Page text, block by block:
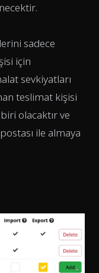
sadece
için
sevkiyatları
teslimat kişisi
olacaktır ve
ile almaya